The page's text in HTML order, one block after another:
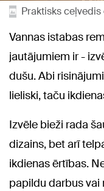
Praktisks
Vannas istabas
jautājumiem ir -
dušu. Abi
lieliski, taču
Izvēle bieži rada
dizains, bet arī
ikdienas ērtības.
papildu darbus vai